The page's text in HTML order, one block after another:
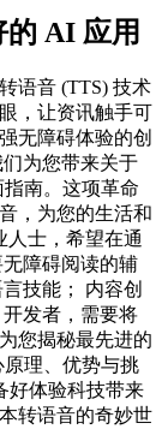
AI 应用
语音 (TTS) 技术
，让资讯触手可
无障碍体验的创
为您带来关于
指南。这项革命
，为您的生活和
人士，希望在通
障碍阅读的辅
技能； 内容创
发者，需要将
您揭秘最先进的
理、优势与挑
好体验科技带来
转语音的奇妙世